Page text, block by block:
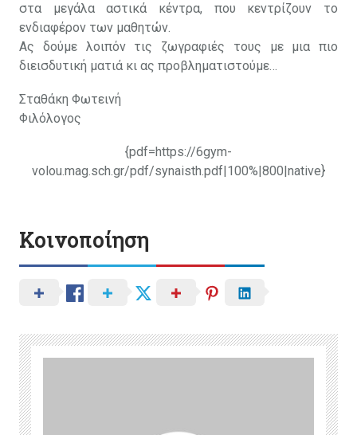
στα μεγάλα αστικά κέντρα, που κεντρίζουν το
ενδιαφέρον των μαθητών.
Ας δούμε λοιπόν τις ζωγραφιές τους με μια πιο
διεισδυτική ματιά κι ας προβληματιστούμε…
Σταθάκη Φωτεινή
Φιλόλογος
{pdf=https://6gym-
volou.mag.sch.gr/pdf/synaisth.pdf|100%|800|native}
Κοινοποίηση